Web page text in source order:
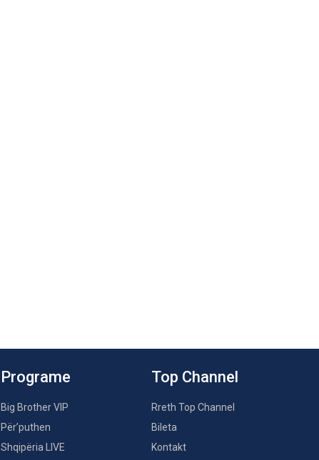
Programe
Big Brother VIP
Për’puthen
Shqipëria LIVE
Top Channel
Rreth Top Channel
Bileta
Kontakt